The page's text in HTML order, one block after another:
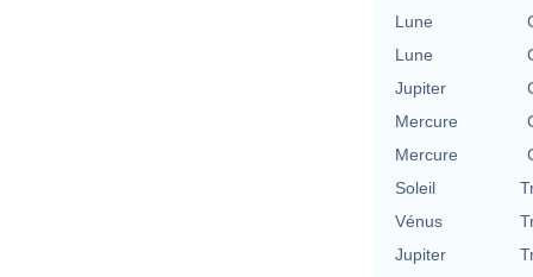
Lune
Lune
Jupiter
Mercure
Mercure
Soleil
Vénus
Jupiter